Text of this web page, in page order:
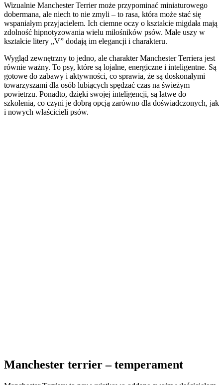
Wizualnie Manchester Terrier może przypominać miniaturowego
dobermana, ale niech to nie zmyli – to rasa, która może stać się
wspaniałym przyjacielem. Ich ciemne oczy o kształcie migdała mają
zdolność hipnotyzowania wielu miłośników psów. Małe uszy w
kształcie litery „V” dodają im elegancji i charakteru.
Wygląd zewnętrzny to jedno, ale charakter Manchester Terriera jest
równie ważny. To psy, które są lojalne, energiczne i inteligentne. Są
gotowe do zabawy i aktywności, co sprawia, że ​​są doskonałymi
towarzyszami dla osób lubiących spędzać czas na świeżym
powietrzu. Ponadto, dzięki swojej inteligencji, są łatwe do
szkolenia, co czyni je dobrą opcją zarówno dla doświadczonych, jak
i nowych właścicieli psów.
Manchester terrier – temperament